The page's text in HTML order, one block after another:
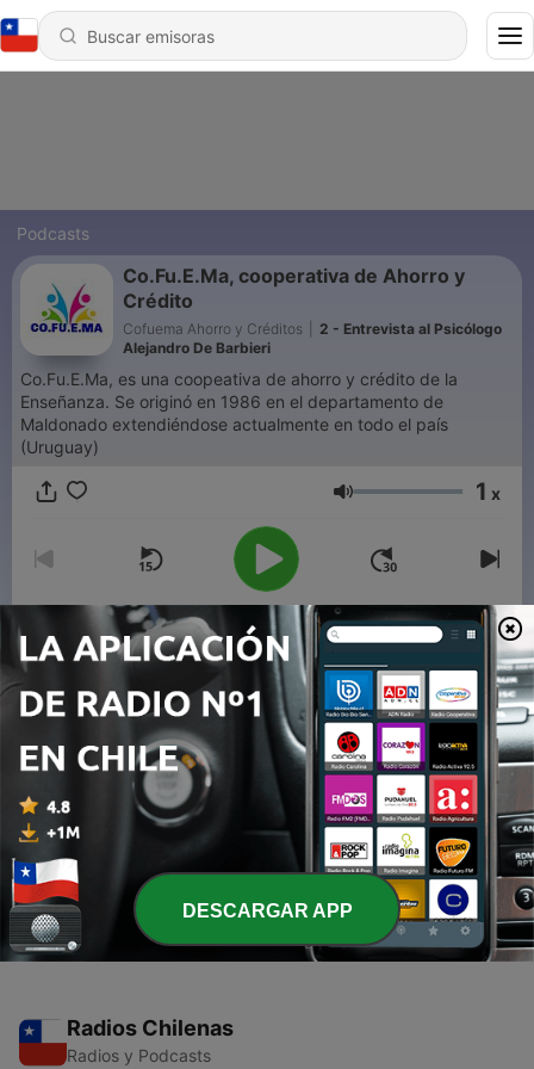
Podcasts
Co.Fu.E.Ma, cooperativa de Ahorro y
Crédito
Cofuema Ahorro y Créditos
2 - Entrevista al Psicólogo
Alejandro De Barbieri
Co.Fu.E.Ma, es una coopeativa de ahorro y crédito de la
Enseñanza. Se originó en 1986 en el departamento de
Maldonado extendiéndose actualmente en todo el país
(Uruguay)
Volumen 1 x
00:00
Episodios
2 - Entrevista al Psicólogo Alejandro De Barbieri
11 jun. 2021
1 - Entrevista a Emilia Díaz
10 jun. 2021
Radios Chilenas
Radios y Podcasts
DESCARGAR APP